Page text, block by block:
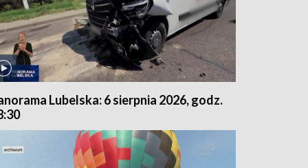
Lubelska: 6 sierpnia 2026, godz.